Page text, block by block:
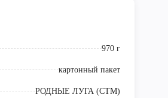
970 г
картонный пакет
РОДНЫЕ ЛУГА (СТМ)